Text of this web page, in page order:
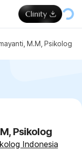
M.M, Psikolog
Psikolog
Indonesia